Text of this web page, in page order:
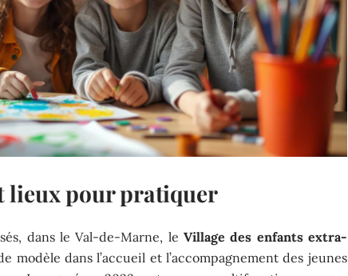
lieux pour pratiquer
dans le Val-de-Marne, le Village des enfants extra-
modèle dans l’accueil et l’accompagnement des jeunes